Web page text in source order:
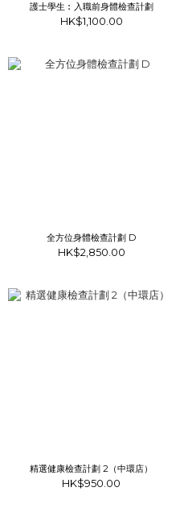
護士學生︰入職前身體檢查計劃
HK$1,100.00
全方位身體檢查計劃 D
HK$2,850.00
精選健康檢查計劃 2（中環店）
HK$950.00